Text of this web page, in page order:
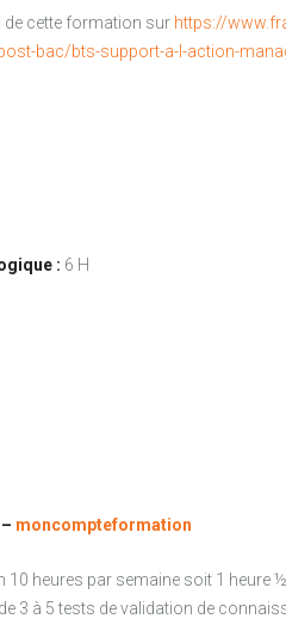
de cette formation sur https://
bac/bts-support-a-l-action-
: 6 H
moncompteformation
heures par semaine soit 1 heure
3 à 5 tests de validation de